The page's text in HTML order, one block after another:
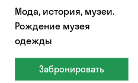
Мода, история, музеи.
Рождение музея
одежды
Забронировать